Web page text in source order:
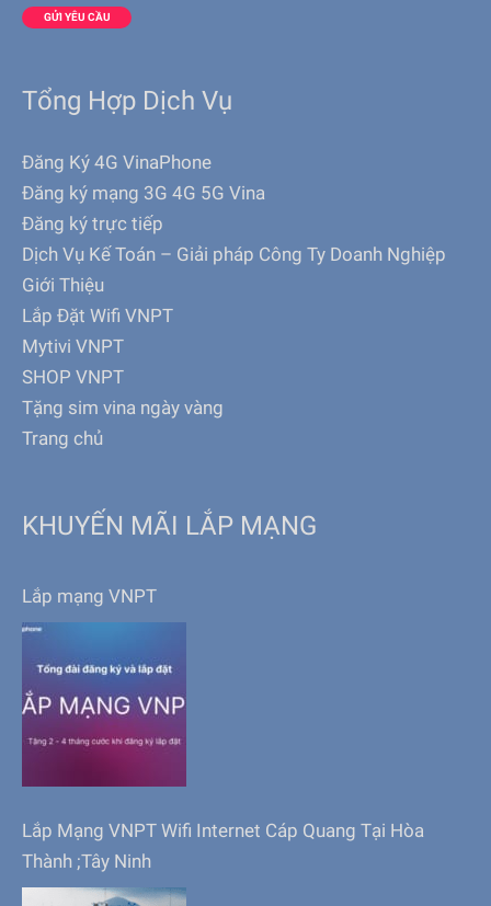
Tổng Hợp Dịch Vụ
Đăng Ký 4G VinaPhone
Đăng ký mạng 3G 4G 5G Vina
Đăng ký trực tiếp
Dịch Vụ Kế Toán – Giải pháp Công Ty Doanh Nghiệp
Giới Thiệu
Lắp Đặt Wifi VNPT
Mytivi VNPT
SHOP VNPT
Tặng sim vina ngày vàng
Trang chủ
KHUYẾN MÃI LẮP MẠNG
Lắp mạng VNPT
Lắp Mạng VNPT Wifi Internet Cáp Quang Tại Hòa
Thành ;Tây Ninh